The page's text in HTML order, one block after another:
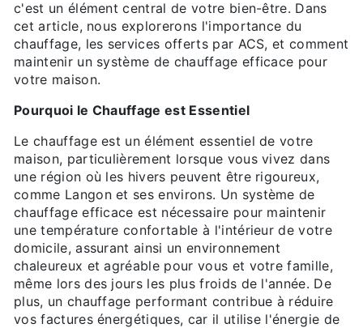
c'est un élément central de votre bien-être. Dans
cet article, nous explorerons l'importance du
chauffage, les services offerts par ACS, et comment
maintenir un système de chauffage efficace pour
votre maison.
Pourquoi le Chauffage est Essentiel
Le chauffage est un élément essentiel de votre
maison, particulièrement lorsque vous vivez dans
une région où les hivers peuvent être rigoureux,
comme Langon et ses environs. Un système de
chauffage efficace est nécessaire pour maintenir
une température confortable à l'intérieur de votre
domicile, assurant ainsi un environnement
chaleureux et agréable pour vous et votre famille,
même lors des jours les plus froids de l'année. De
plus, un chauffage performant contribue à réduire
vos factures énergétiques, car il utilise l'énergie de